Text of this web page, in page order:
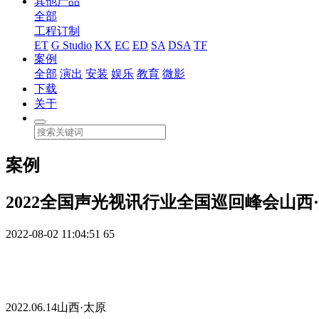
全部
工程订制
ET G Studio KX EC ED SA DSA TF
案例
全部 演出 安装 娱乐 教育 微影
下载
关于
案例
2022全国声光视讯行业全国巡回峰会山西
2022-08-02 11:04:51 65
2022.06.14山西·太原